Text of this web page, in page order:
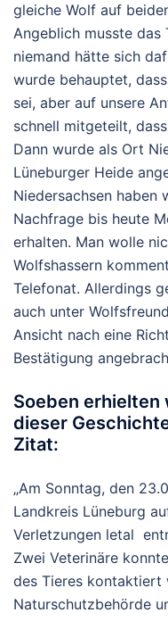
gleiche Wolf auf
Angeblich musste
niemand hätte sich
wurde behauptet,
sei, aber auf unsere
schnell mitgeteilt,
Dann wurde als Ort
Lüneburger Heide
Niedersachsen
Nachfrage bis heute
erhalten. Man wolle
Wolfshassern
Telefonat. Allerdings
auch unter
Ansicht nach eine
Bestätigung
Soeben erhielten
dieser
Zitat:
„Am Sonntag, den
Landkreis Lüneburg
Verletzungen letal
Zwei Veterinäre
des Tieres kontaktiert
Naturschutzbehörde